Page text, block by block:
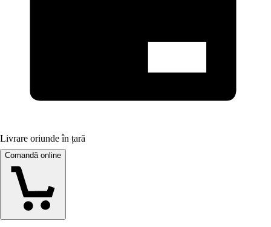
Livrare oriunde în țară
Comandă online